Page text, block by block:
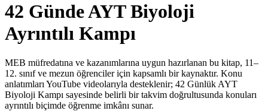
42 Günde AYT Biyoloji
Ayrıntılı Kampı
MEB müfredatına ve kazanımlarına uygun hazırlanan bu kitap, 11–
12. sınıf ve mezun öğrenciler için kapsamlı bir kaynaktır. Konu
anlatımları YouTube videolarıyla desteklenir; 42 Günlük AYT
Biyoloji Kampı sayesinde belirli bir takvim doğrultusunda konuları
ayrıntılı biçimde öğrenme imkânı sunar.